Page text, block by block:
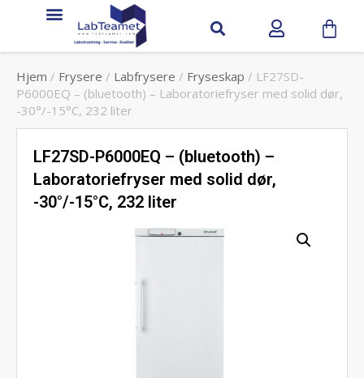
Hjem / Frysere / Labfrysere / Fryseskap / LF27SD-
P6000EQ – (bluetooth) – Laboratoriefryser med solid dør,
-30°/-15°C, 232 liter
LF27SD-P6000EQ – (bluetooth) –
Laboratoriefryser med solid dør,
-30°/-15°C, 232 liter